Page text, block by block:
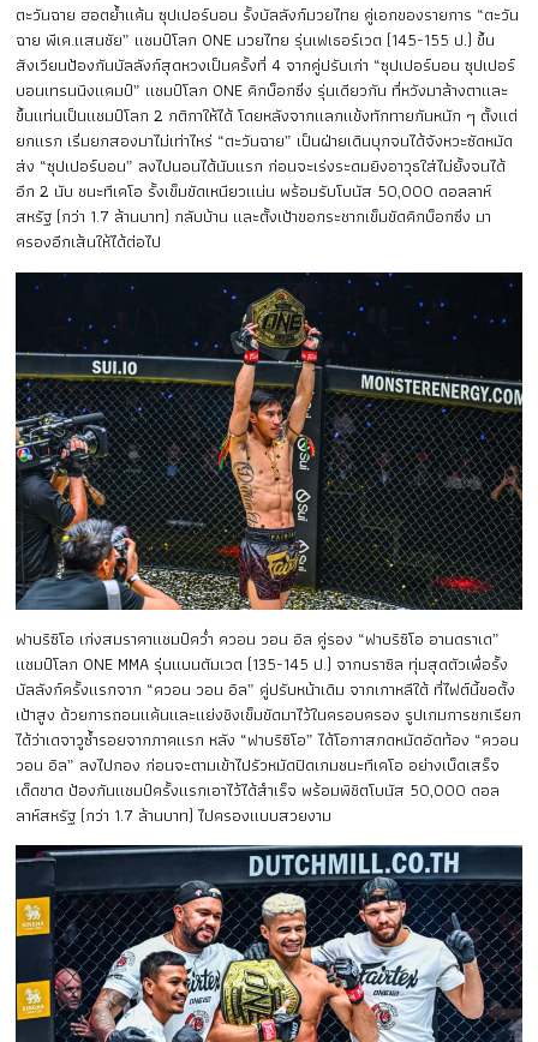
ตะวันฉาย ฮอตย้ำแค้น ซุปเปอร์บอน รั้งบัลลังก์มวยไทย คู่เอกของรายการ “ตะวัน
ฉาย พีเค.แสนชัย” แชมป์โลก ONE มวยไทย รุ่นเฟเธอร์เวต (145-155 ป.) ขึ้น
สังเวียนป้องกันบัลลังก์สุดหวงเป็นครั้งที่ 4 จากคู่ปรับเก่า “ซุปเปอร์บอน ซุปเปอร์
บอนเทรนนิงแคมป์” แชมป์โลก ONE คิกบ็อกซิ่ง รุ่นเดียวกัน ที่หวังมาล้างตาและ
ขึ้นแท่นเป็นแชมป์โลก 2 กติกาให้ได้ โดยหลังจากแลกแข้งทักทายกันหนัก ๆ ตั้งแต่
ยกแรก เริ่มยกสองมาไม่เท่าไหร่ “ตะวันฉาย” เป็นฝ่ายเดินบุกจนได้จังหวะซัดหมัด
ส่ง “ซุปเปอร์บอน” ลงไปนอนได้นับแรก ก่อนจะเร่งระดมยิงอาวุธใส่ไม่ยั้งจนได้
อีก 2 นับ ชนะทีเคโอ รั้งเข็มขัดเหนียวแน่น พร้อมรับโบนัส 50,000 ดอลลาห์
สหรัฐ (กว่า 1.7 ล้านบาท) กลับบ้าน และตั้งเป้าขอกระชากเข็มขัดคิกบ็อกซิ่ง มา
ครองอีกเส้นให้ได้ต่อไป
ฟาบริซิโอ เก่งสมราคาแชมป์คว่ำ ควอน วอน อิล คู่รอง “ฟาบริซิโอ อานดราเด”
แชมป์โลก ONE MMA รุ่นแบนตัมเวต (135-145 ป.) จากบราซิล ทุ่มสุดตัวเพื่อรั้ง
บัลลังก์ครั้งแรกจาก “ควอน วอน อิล” คู่ปรับหน้าเดิม จากเกาหลีใต้ ที่ไฟต์นี้ขอตั้ง
เป้าสูง ด้วยการถอนแค้นและแย่งชิงเข็มขัดมาไว้ในครอบครอง รูปเกมการชกเรียก
ได้ว่าเดจาวูซ้ำรอยจากภาคแรก หลัง “ฟาบริซิโอ” ได้โอกาสกดหมัดอัดท้อง “ควอน
วอน อิล” ลงไปกอง ก่อนจะตามเข้าไปรัวหมัดปิดเกมชนะทีเคโอ อย่างเบ็ดเสร็จ
เด็ดขาด ป้องกันแชมป์ครั้งแรกเอาไว้ได้สำเร็จ พร้อมพิชิตโบนัส 50,000 ดอล
ลาห์สหรัฐ (กว่า 1.7 ล้านบาท) ไปครองแบบสวยงาม